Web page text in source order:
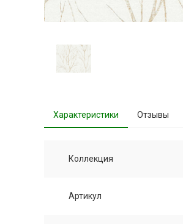
Характеристики Отзывы
Коллекция
Артикул